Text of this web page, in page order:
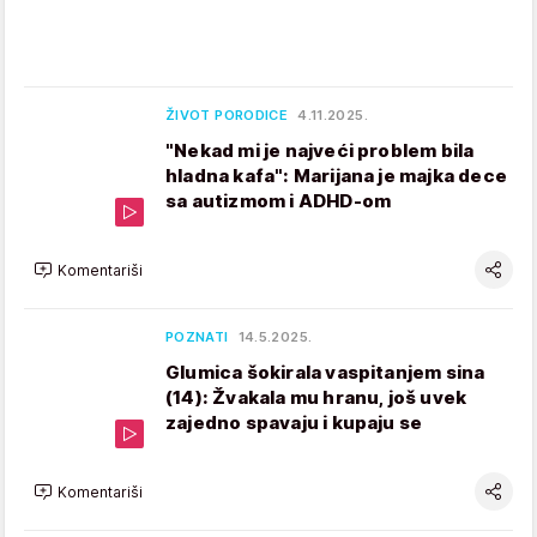
ŽIVOT PORODICE 4.11.2025.
"Nekad mi je najveći problem bila
hladna kafa": Marijana je majka dece
sa autizmom i ADHD-om
Komentariši
POZNATI 14.5.2025.
Glumica šokirala vaspitanjem sina
(14): Žvakala mu hranu, još uvek
zajedno spavaju i kupaju se
Komentariši